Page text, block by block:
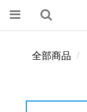
全部商品